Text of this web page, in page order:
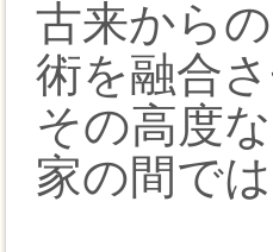
古来から
術を融合さ
その高度
家の間で